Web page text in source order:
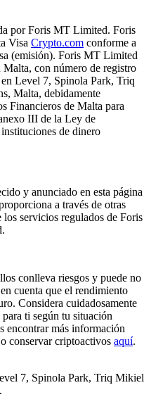
por Foris MT Limited. Foris
Visa Crypto.com conforme a
(emisión). Foris MT Limited
con número de registro
Level 7, Spinola Park, Triq
Malta, debidamente
Financieros de Malta para
III de la Ley de
de dinero
y anunciado en esta página
a través de otras
los servicios regulados de Foris
conlleva riesgos y puede no
cuenta que el rendimiento
Considera cuidadosamente
ti según tu situación
encontrar más información
conservar criptoactivos aquí.
7, Spinola Park, Triq Mikiel